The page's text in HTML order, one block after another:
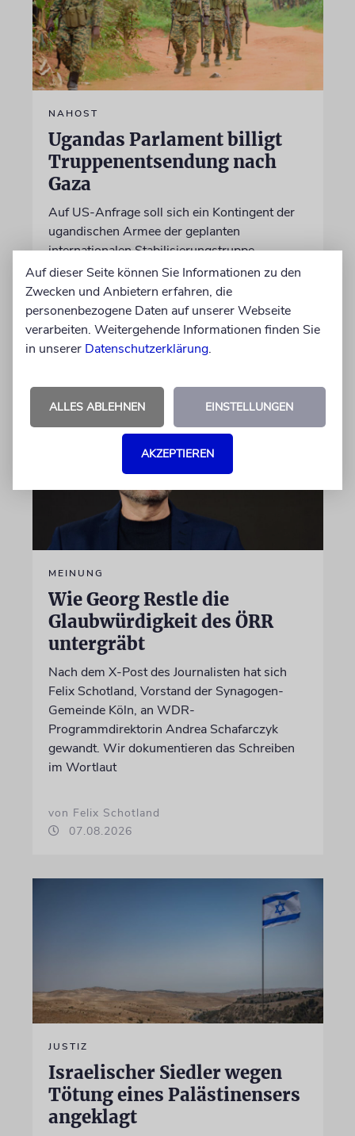
NAHOST
Ugandas Parlament billigt
Truppenentsendung nach
Gaza
Auf US-Anfrage soll sich ein Kontingent der
ugandischen Armee der geplanten
internationalen Stabilisierungstruppe
anschließen. In Afrika zählt das Land zu den
größten Truppenstellern für
Friedensmissionen
07.08.2026
MEINUNG
Wie Georg Restle die
Glaubwürdigkeit des ÖRR
untergräbt
Nach dem X-Post des Journalisten hat sich
Felix Schotland, Vorstand der Synagogen-
Gemeinde Köln, an WDR-
Programmdirektorin Andrea Schafarczyk
gewandt. Wir dokumentieren das Schreiben
im Wortlaut
von Felix Schotland
07.08.2026
JUSTIZ
Israelischer Siedler wegen
Tötung eines Palästinensers
angeklagt
Auf dieser Seite können Sie Informationen zu den
Zwecken und Anbietern erfahren, die
personenbezogene Daten auf unserer Webseite
verarbeiten. Weitergehende Informationen finden Sie
in unserer Datenschutzerklärung.
ALLES ABLEHNEN EINSTELLUNGEN
AKZEPTIEREN